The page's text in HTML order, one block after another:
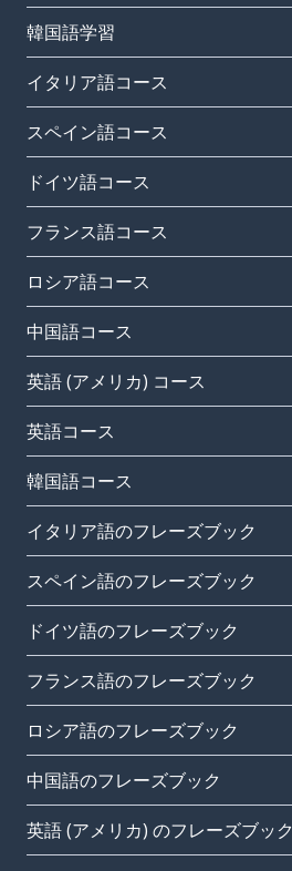
韓国語学習
イタリア語コース
スペイン語コース
ドイツ語コース
フランス語コース
ロシア語コース
中国語コース
英語 (アメリカ) コース
英語コース
韓国語コース
イタリア語のフレーズブック
スペイン語のフレーズブック
ドイツ語のフレーズブック
フランス語のフレーズブック
ロシア語のフレーズブック
中国語のフレーズブック
英語 (アメリカ) のフレーズブック